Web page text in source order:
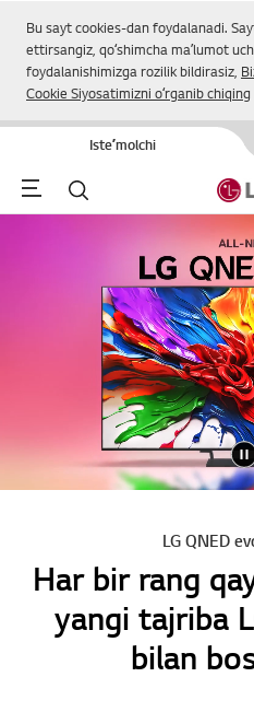
Bu sayt cookies-dan foydalanadi.
ettirsangiz, qoʻshimcha maʼlumot
foydalanishimizga rozilik bildirasiz,
Cookie Siyosatimizni oʻrganib chiqing
Isteʼmolchi
Menu Qidirish
LG QNED
Har bir rang
yangi tajriba
bilan